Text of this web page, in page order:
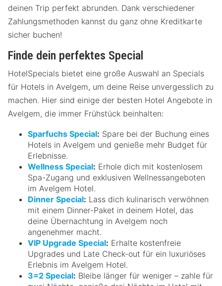
deinen Trip perfekt abrunden. Dank verschiedener
Zahlungsmethoden kannst du ganz ohne Kreditkarte
sicher buchen!
Finde dein perfektes Special
HotelSpecials bietet eine große Auswahl an Specials
für Hotels in Avelgem, um deine Reise unvergesslich zu
machen. Hier sind einige der besten Hotel Angebote in
Avelgem, die immer Frühstück beinhalten:
Sparfuchs Special: Spare bei der Buchung eines
Hotels in Avelgem und genieße mehr Budget für
Erlebnisse.
Wellness Special: Erhole dich mit kostenlosem
Spa-Zugang und exklusiven Wellnessangeboten
im Avelgem Hotel.
Dinner Special: Lass dich kulinarisch verwöhnen
mit einem Dinner-Paket in deinem Hotel, das
deine Übernachtung in Avelgem noch
angenehmer macht.
VIP Upgrade Special: Erhalte kostenfreie
Upgrades und Late Check-out für ein luxuriöses
Erlebnis im Avelgem Hotel.
3=2 Special: Bleibe länger für weniger – zahle für